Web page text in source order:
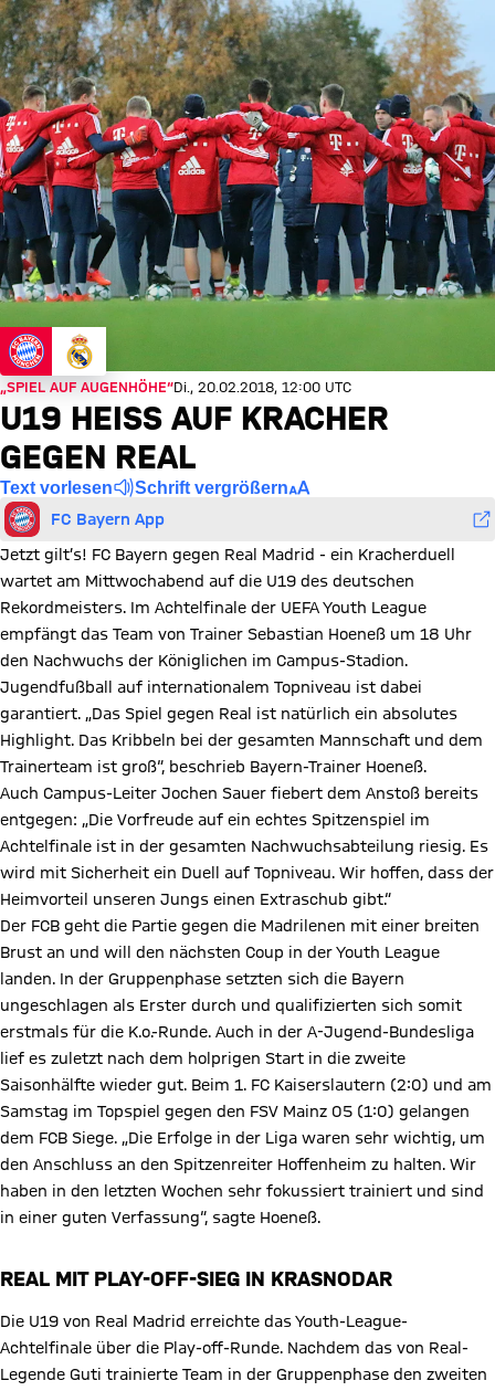
„SPIEL AUF AUGENHÖHE“Di., 20.02.2018, 12:00 UTC
U19 HEISS AUF KRACHER G
EGEN REAL
Text vorlesen Schrift vergrößern
FC Bayern App
Jetzt gilt’s! FC Bayern gegen Real Madrid - ein Kracherduell
wartet am Mittwochabend auf die U19 des deutschen
Rekordmeisters. Im Achtelfinale der UEFA Youth League
empfängt das Team von Trainer Sebastian Hoeneß um 18 Uhr
den Nachwuchs der Königlichen im Campus-Stadion.
Jugendfußball auf internationalem Topniveau ist dabei
garantiert. „Das Spiel gegen Real ist natürlich ein absolutes
Highlight. Das Kribbeln bei der gesamten Mannschaft und dem
Trainerteam ist groß“, beschrieb Bayern-Trainer Hoeneß.
Auch Campus-Leiter Jochen Sauer fiebert dem Anstoß bereits
entgegen: „Die Vorfreude auf ein echtes Spitzenspiel im
Achtelfinale ist in der gesamten Nachwuchsabteilung riesig. Es
wird mit Sicherheit ein Duell auf Topniveau. Wir hoffen, dass der
Heimvorteil unseren Jungs einen Extraschub gibt.“
Der FCB geht die Partie gegen die Madrilenen mit einer breiten
Brust an und will den nächsten Coup in der Youth League
landen. In der Gruppenphase setzten sich die Bayern
ungeschlagen als Erster durch und qualifizierten sich somit
erstmals für die K.o.-Runde. Auch in der A-Jugend-Bundesliga
lief es zuletzt nach dem holprigen Start in die zweite
Saisonhälfte wieder gut. Beim 1. FC Kaiserslautern (2:0) und am
Samstag im Topspiel gegen den FSV Mainz 05 (1:0) gelangen
dem FCB Siege. „Die Erfolge in der Liga waren sehr wichtig, um
den Anschluss an den Spitzenreiter Hoffenheim zu halten. Wir
haben in den letzten Wochen sehr fokussiert trainiert und sind
in einer guten Verfassung“, sagte Hoeneß.
REAL MIT PLAY-OFF-SIEG IN KRASNODAR
Die U19 von Real Madrid erreichte das Youth-League-
Achtelfinale über die Play-off-Runde. Nachdem das von Real-
Legende Guti trainierte Team in der Gruppenphase den zweiten